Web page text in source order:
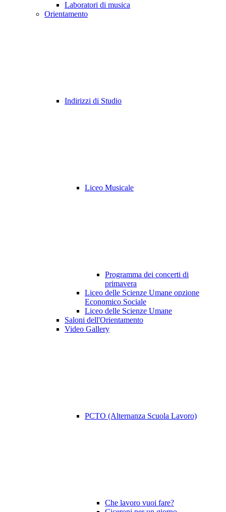
Laboratori di musica
Orientamento
Indirizzi di Studio
Liceo Musicale
Programma dei concerti di
primavera
Liceo delle Scienze Umane opzione
Economico Sociale
Liceo delle Scienze Umane
Saloni dell'Orientamento
Video Gallery
PCTO (Alternanza Scuola Lavoro)
Che lavoro vuoi fare?